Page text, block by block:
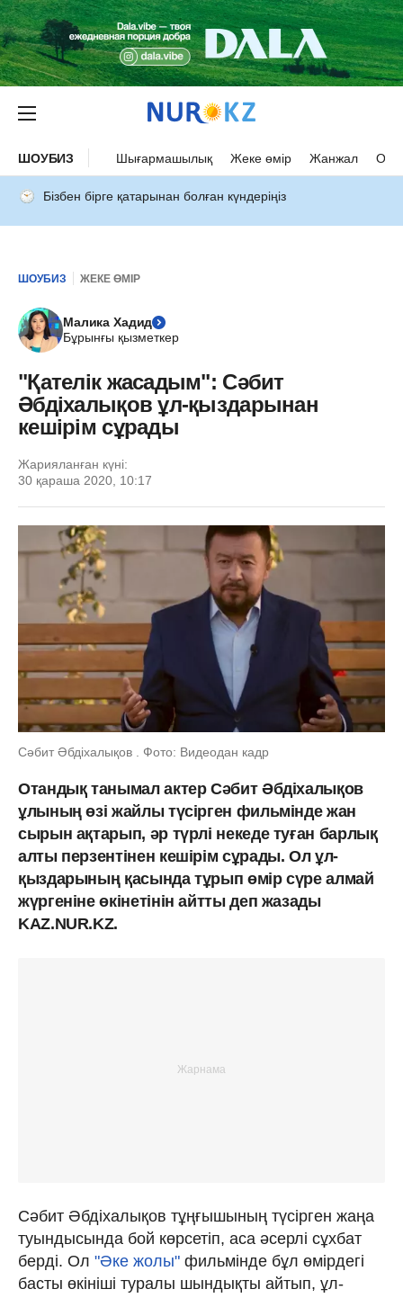
ШОУБИЗ Шығармашылық Жеке өмір Жанжал
Бізбен бірге қатарынан болған күндеріңіз
ШОУБИЗ ЖЕКЕ ӨМІР
Малика Хадид
Бұрынғы қызметкер
"Қателік жасадым": Сәбит
Әбдіхалықов ұл-қыздарынан
кешірім сұрады
Жарияланған күні:
30 қараша 2020, 10:17
Сәбит Әбдіхалықов . Фото: Видеодан кадр
Отандық танымал актер Сәбит Әбдіхалықов
ұлының өзі жайлы түсірген фильмінде жан
сырын ақтарып, әр түрлі некеде туған барлық
алты перзентінен кешірім сұрады. Ол ұл-
қыздарының қасында тұрып өмір сүре алмай
жүргеніне өкінетінін айтты деп жазады
KAZ.NUR.KZ.
Сәбит Әбдіхалықов тұңғышының түсірген жаңа
туындысында бой көрсетіп, аса әсерлі сұхбат
берді. Ол "Әке жолы" фильмінде бұл өмірдегі
басты өкініші туралы шындықты айтып, ұл-